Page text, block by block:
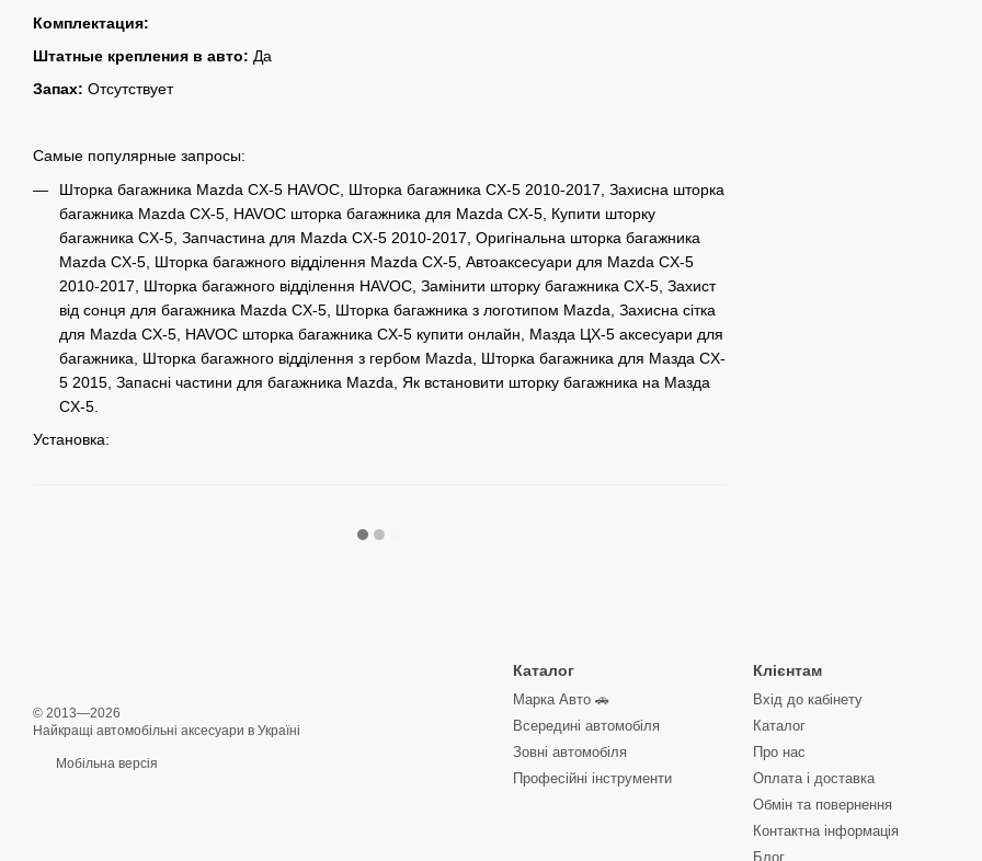
Комплектация:
Штатные крепления в авто: Да
Запах: Отсутствует
Самые популярные запросы:
Шторка багажника Mazda CX-5 HAVOC, Шторка багажника CX-5 2010-2017, Захисна шторка
багажника Mazda CX-5, HAVOC шторка багажника для Mazda CX-5, Купити шторку
багажника CX-5, Запчастина для Mazda CX-5 2010-2017, Оригінальна шторка багажника
Mazda CX-5, Шторка багажного відділення Mazda CX-5, Автоаксесуари для Mazda CX-5
2010-2017, Шторка багажного відділення HAVOC, Замінити шторку багажника CX-5, Захист
від сонця для багажника Mazda CX-5, Шторка багажника з логотипом Mazda, Захисна сітка
для Mazda CX-5, HAVOC шторка багажника CX-5 купити онлайн, Мазда ЦХ-5 аксесуари для
багажника, Шторка багажного відділення з гербом Mazda, Шторка багажника для Мазда CX-
5 2015, Запасні частини для багажника Mazda, Як встановити шторку багажника на Мазда
CX-5.
Установка:
© 2013—2026
Найкращі автомобільні аксесуари в Україні
Мобільна версія
Каталог
Марка Авто 🚗
Всередині автомобіля
Зовні автомобіля
Професійні інструменти
Клієнтам
Вхід до кабінету
Каталог
Про нас
Оплата і доставка
Обмін та повернення
Контактна інформація
Блог